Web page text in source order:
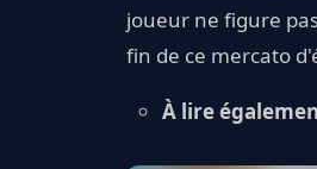
joueur ne figure
fin de ce mercato
À lire